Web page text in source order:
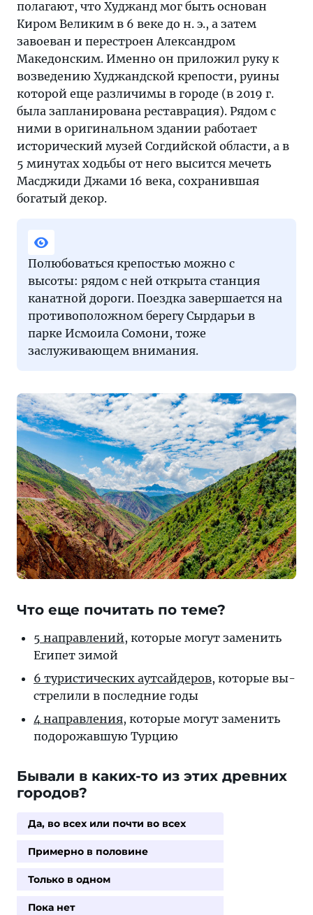
полагают, что Худжанд мог быть основан
Киром Великим в 6 веке до н. э., а затем
завоеван и перестроен Александром
Македонским. Именно он приложил руку к
возведению Худжандской крепости, руины
которой еще различимы в городе (в 2019 г.
была запланирована реставрация). Рядом с
ними в оригинальном здании работает
исторический музей Согдийской области, а в
5 минутах ходьбы от него высится мечеть
Масджиди Джами 16 века, сохранившая
богатый декор.
Полюбоваться крепостью можно с
высоты: рядом с ней открыта станция
канатной дороги. Поездка завершается на
противоположном берегу Сырдарьи в
парке Исмоила Сомони, тоже
заслуживающем внимания.
Что еще почитать по теме?
5 направлений, ко­то­рые мо­гут за­ме­нить
Еги­пет зимой
6 туристичес­ких аут­сай­де­ров, ко­то­рые вы­
стре­ли­ли в по­след­ние годы
4 направления, которые могут заменить
подорожавшую Турцию
Бывали в каких-то из этих древних
городов?
Да, во всех или почти во всех
Примерно в половине
Только в одном
Пока нет